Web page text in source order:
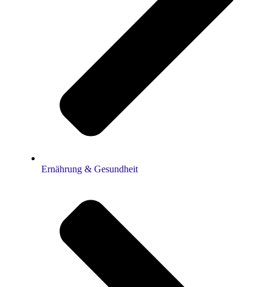
Ernährung & Gesundheit